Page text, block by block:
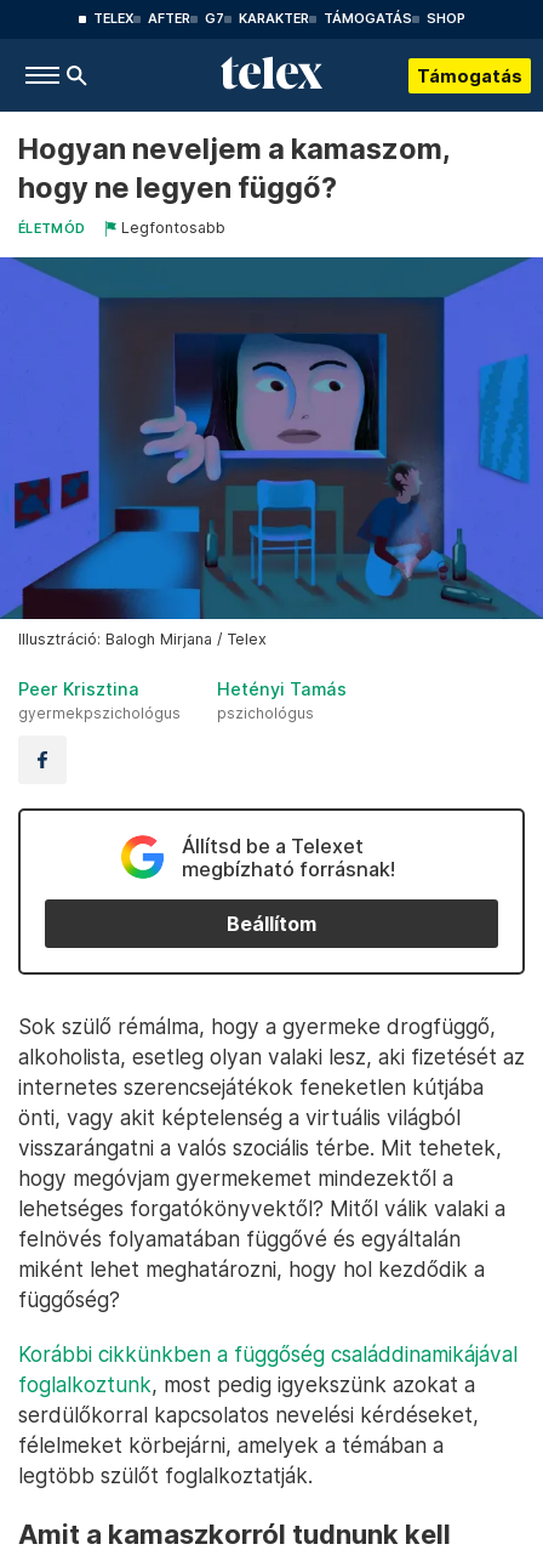
TELEX AFTER G7 KARAKTER TÁMOGATÁS SHOP
Támogatás
Hogyan neveljem a kamaszom,
hogy ne legyen függő?
ÉLETMÓD Legfontosabb
Illusztráció: Balogh Mirjana / Telex
Peer Krisztina
gyermekpszichológus
Hetényi Tamás
pszichológus
Állítsd be a Telexet
megbízható forrásnak!
Beállítom
Sok szülő rémálma, hogy a gyermeke drogfüggő,
alkoholista, esetleg olyan valaki lesz, aki fizetését az
internetes szerencsejátékok feneketlen kútjába
önti, vagy akit képtelenség a virtuális világból
visszarángatni a valós szociális térbe. Mit tehetek,
hogy megóvjam gyermekemet mindezektől a
lehetséges forgatókönyvektől? Mitől válik valaki a
felnövés folyamatában függővé és egyáltalán
miként lehet meghatározni, hogy hol kezdődik a
függőség?
Korábbi cikkünkben a függőség családdinamikájával
foglalkoztunk, most pedig igyekszünk azokat a
serdülőkorral kapcsolatos nevelési kérdéseket,
félelmeket körbejárni, amelyek a témában a
legtöbb szülőt foglalkoztatják.
Amit a kamaszkorról tudnunk kell